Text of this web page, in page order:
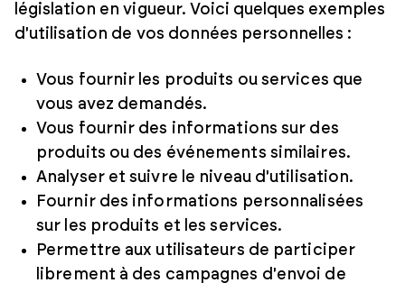
législation en vigueur. Voici quelques exemples
d'utilisation de vos données personnelles :
Vous fournir les produits ou services que
vous avez demandés.
Vous fournir des informations sur des
produits ou des événements similaires.
Analyser et suivre le niveau d'utilisation.
Fournir des informations personnalisées
sur les produits et les services.
Permettre aux utilisateurs de participer
librement à des campagnes d'envoi de